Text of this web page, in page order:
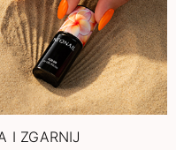
I ZGARNIJ